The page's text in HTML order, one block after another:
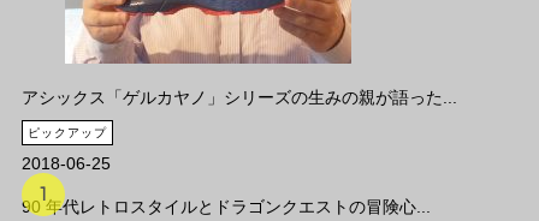
アシックス「ゲルカヤノ」シリーズの生みの親が語った...
ピックアップ
2018-06-25
90 年代レトロスタイルとドラゴンクエストの冒険心...